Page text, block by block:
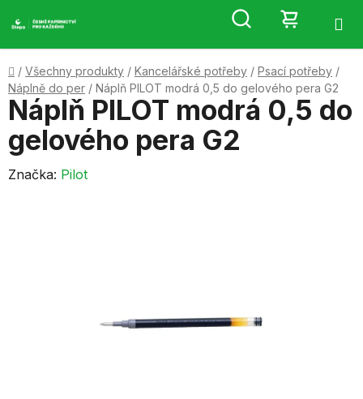
na
Hledat
KOŠÍK
Domů
/ Všechny produkty / Kancelářské potřeby / Psací potřeby /
Náplně do per / Náplň PILOT modrá 0,5 do gelového pera G2
Náplň PILOT modrá 0,5 do
gelového pera G2
Značka: Pilot